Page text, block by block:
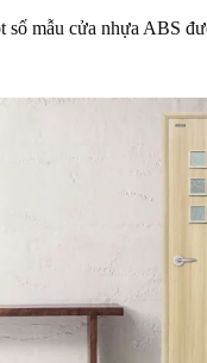
số mẫu cửa nhựa ABS